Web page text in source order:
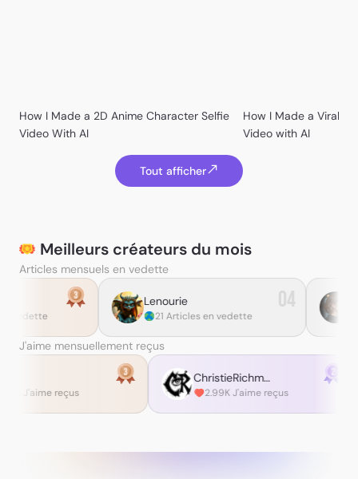
KevinKeying
Gimbo
urlocal_newbie
Chika Arimura
How I Made a 2D Anime Character Selfie
Video With AI
How I Made a Viral
Video with AI
Tout afficher
Meilleurs créateurs du mois
Articles mensuels en vedette
Lenourie
21 Articles en vedette
04 Theodora K
20 Articles en vedette
J'aime mensuellement reçus
Елена
2.43K J'aime reçus